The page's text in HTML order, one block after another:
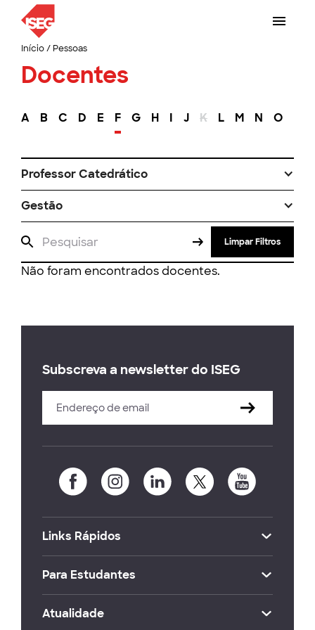
Início/ Pessoas
Docentes
A B C D E F G H I J K L M N O
Professor Catedrático
Gestão
Limpar Filtros
Não foram encontrados docentes.
Subscreva a newsletter do ISEG
Links Rápidos
Para Estudantes
Atualidade